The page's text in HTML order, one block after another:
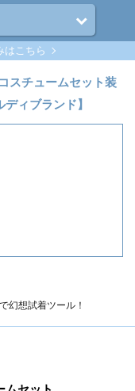
はこちら
スチュームセット装
ィブランド】
幻想試着ツール！